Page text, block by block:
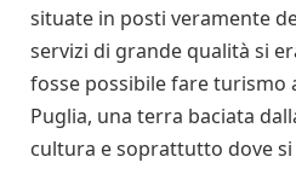
situate in posti veramente
servizi di grande qualità si
fosse possibile fare turismo
Puglia, una terra baciata
cultura e soprattutto dove si